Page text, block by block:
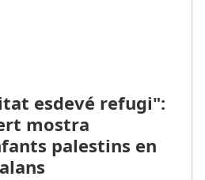
esdevé refugi":
mostra
palestins en